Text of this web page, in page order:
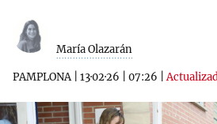
María Olazarán
PAMPLONA| 13·02·26 07:26 |